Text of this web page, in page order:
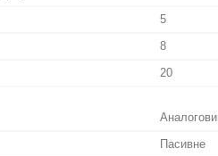
5
8
20
Пасивне